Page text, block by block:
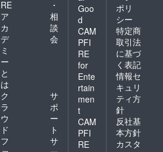
RE
ア
カ
デ
ミ
ー
と
は
・
相
談
会
ク
ラ
ウ
ド
フ
サ
ポ
ー
ト
サ
Goo
d
CAM
PFI
RE
for
Ente
rtain
men
t
CAM
PFI
RE
ポリ
シー
特定商
取引法
に基づ
く表記
情報セ
キュリ
ティ方
針
反社基
本方針
カスタ